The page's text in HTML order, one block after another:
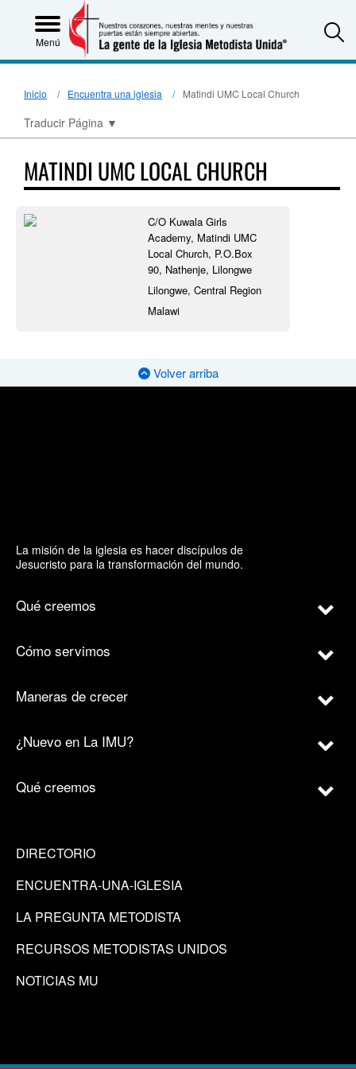
Menú
Inicio Encuentra una iglesia Matindi UMC Local Church
Traducir Página ▼
MATINDI UMC LOCAL CHURCH
C/O Kuwala Girls
Academy, Matindi UMC
Local Church, P.O.Box
90, Nathenje, Lilongwe
Lilongwe, Central Region
Malawi
Volver arriba
La misión de la iglesia es hacer discípulos de
Jesucristo para la transformación del mundo.
Qué creemos
Cómo servimos
Maneras de crecer
¿Nuevo en La IMU?
Qué creemos
DIRECTORIO
ENCUENTRA-UNA-IGLESIA
LA PREGUNTA METODISTA
RECURSOS METODISTAS UNIDOS
NOTICIAS MU